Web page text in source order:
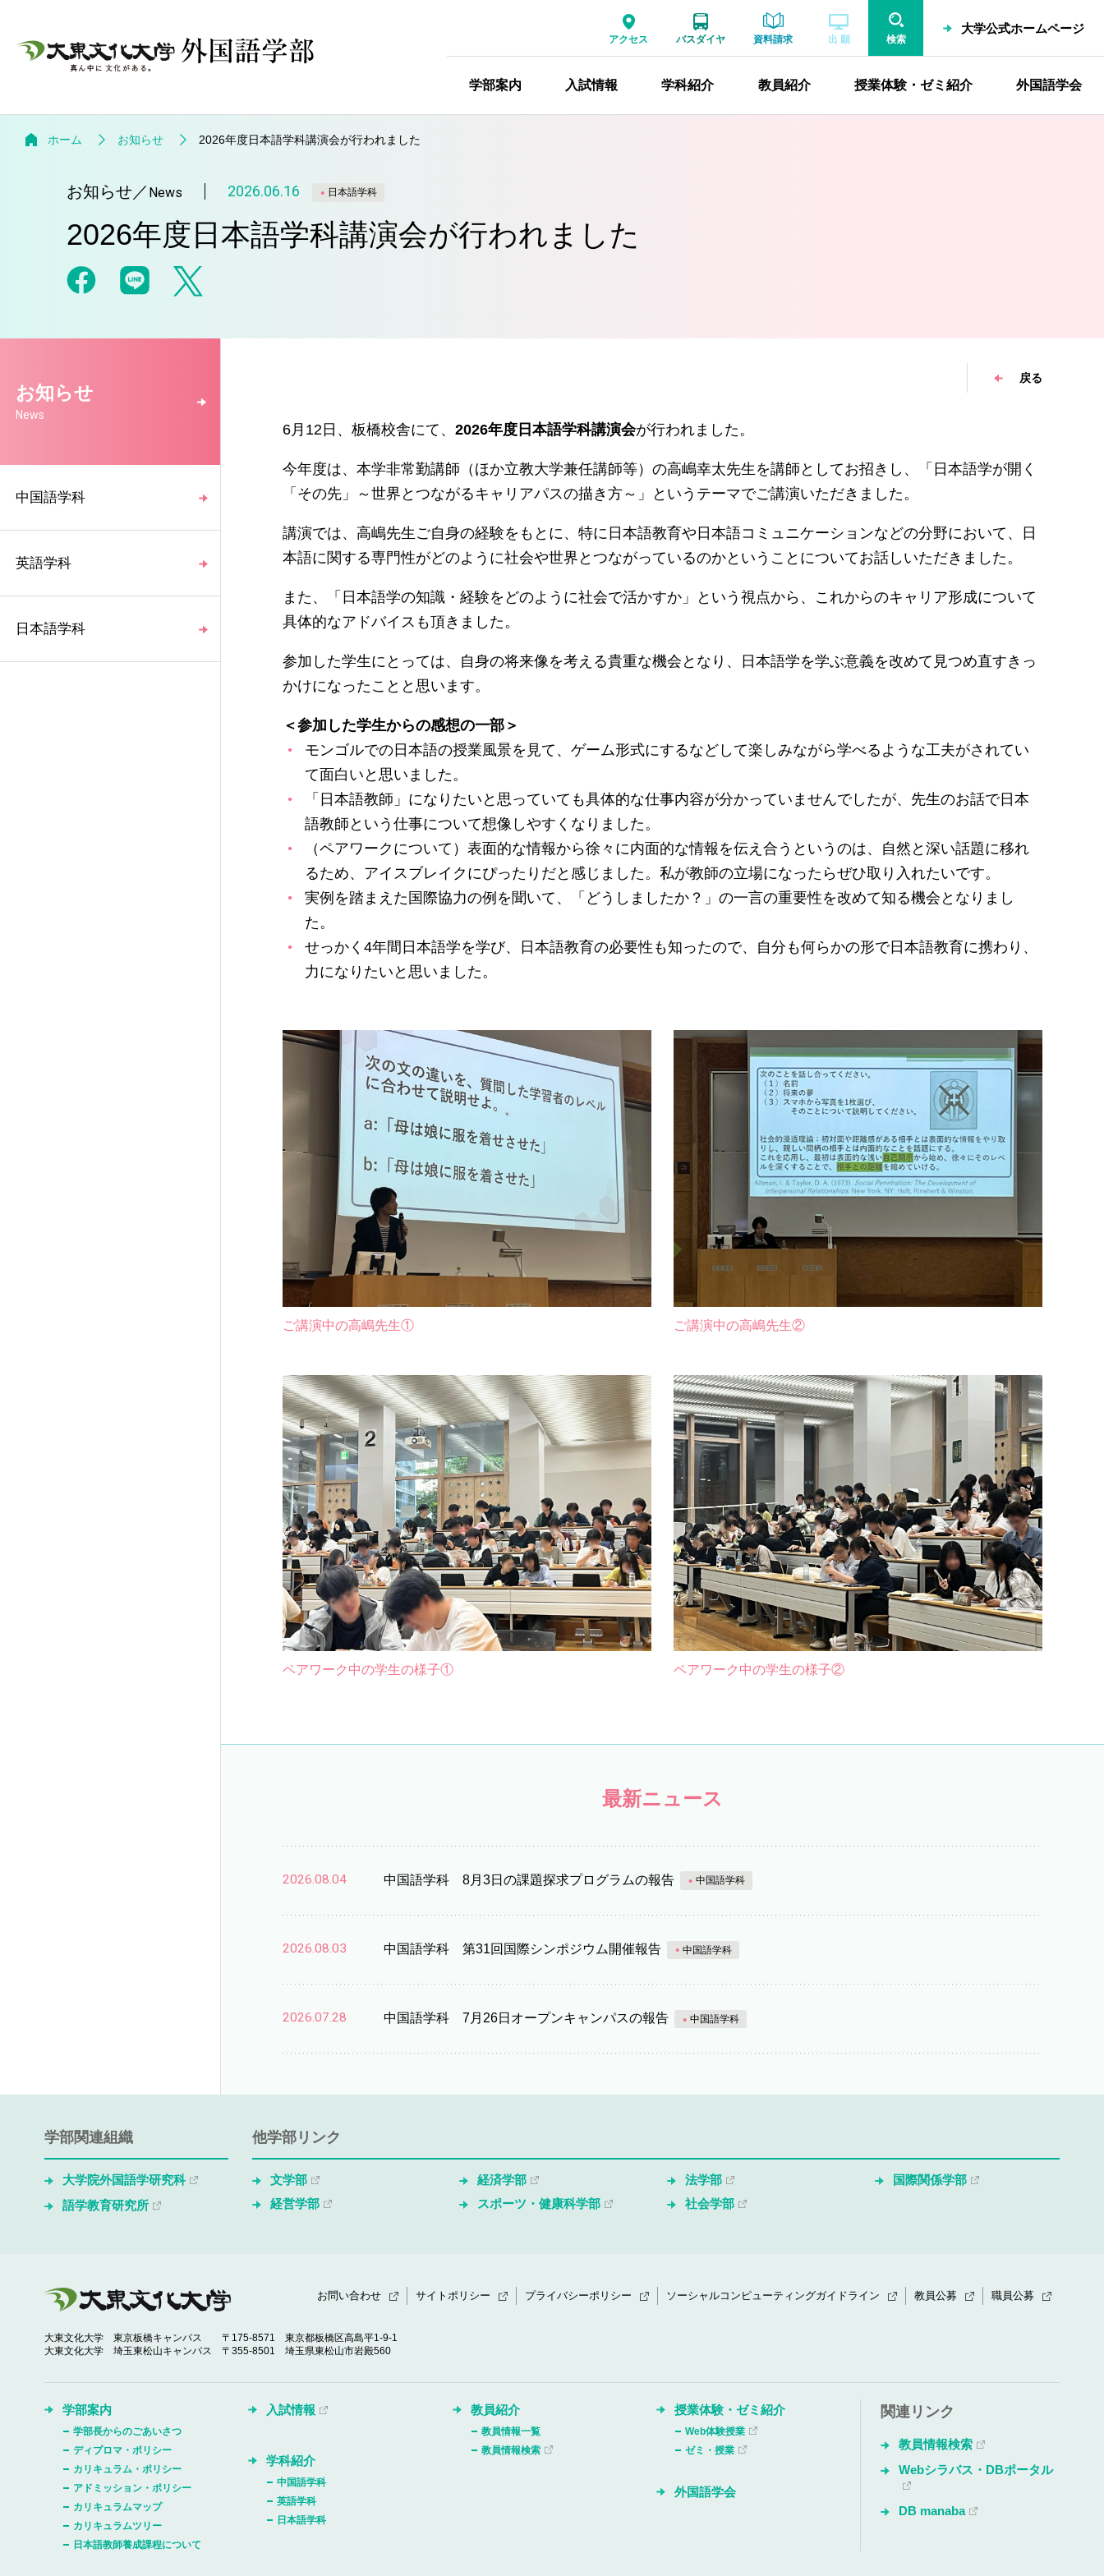
アクセス バスダイヤ 資料請求 出 願 検索
大学公式ホームページ
学部案内 入試情報 学科紹介 教員紹介 授業体験・ゼミ紹介 外国語学会
ホーム お知らせ 2026年度日本語学科講演会が行われました
お知らせ ／ News 2026.06.16 日本語学科
2026年度日本語学科講演会が行われました
お知らせ
News
中国語学科
英語学科
日本語学科
戻る
6月12日、板橋校舎にて、 2026年度日本語学科講演会が行われました。
今年度は、本学非常勤講師（ほか立教大学兼任講師等）の高嶋幸太先生を講師としてお招きし、「日本語学が開く
「その先」～世界とつながるキャリアパスの描き方～」というテーマでご講演いただきました。
講演では、高嶋先生ご自身の経験をもとに、特に日本語教育や日本語コミュニケーションなどの分野において、日
本語に関する専門性がどのように社会や世界とつながっているのかということについてお話しいただきました。
また、「日本語学の知識・経験をどのように社会で活かすか」という視点から、これからのキャリア形成について
具体的なアドバイスも頂きました。
参加した学生にとっては、自身の将来像を考える貴重な機会となり、日本語学を学ぶ意義を改めて見つめ直すきっ
かけになったことと思います。
＜参加した学生からの感想の一部＞
モンゴルでの日本語の授業風景を見て、ゲーム形式にするなどして楽しみながら学べるような工夫がされてい
て面白いと思いました。
「日本語教師」になりたいと思っていても具体的な仕事内容が分かっていませんでしたが、先生のお話で日本
語教師という仕事について想像しやすくなりました。
（ペアワークについて）表面的な情報から徐々に内面的な情報を伝え合うというのは、自然と深い話題に移れ
るため、アイスブレイクにぴったりだと感じました。私が教師の立場になったらぜひ取り入れたいです。
実例を踏まえた国際協力の例を聞いて、「どうしましたか？」の一言の重要性を改めて知る機会となりまし
た。
せっかく4年間日本語学を学び、日本語教育の必要性も知ったので、自分も何らかの形で日本語教育に携わり、
力になりたいと思いました。
ご講演中の高嶋先生① ご講演中の高嶋先生②
ペアワーク中の学生の様子① ペアワーク中の学生の様子②
最新ニュース
2026.08.04 中国語学科 8月3日の課題探求プログラムの報告 中国語学科
2026.08.03 中国語学科 第31回国際シンポジウム開催報告 中国語学科
2026.07.28 中国語学科 7月26日オープンキャンパスの報告 中国語学科
学部関連組織
大学院外国語学研究科
語学教育研究所
他学部リンク
文学部 経済学部 法学部
国際関係学部
経営学部
スポーツ・健康科学部 社会学部
大東文化大学 東京板橋キャンパス
〒175-8571 東京都板橋区高島平1-9-1
大東文化大学 埼玉東松山キャンパス
〒355-8501 埼玉県東松山市岩殿560
お問い合わせ サイトポリシー プライバシーポリシー ソーシャルコンピューティングガイドライン 教員公募 職員公募
学部案内
学部長からのごあいさつ
ディプロマ・ポリシー
カリキュラム・ポリシー
アドミッション・ポリシー
カリキュラムマップ
カリキュラムツリー
日本語教師養成課程について
入試情報
学科紹介
中国語学科
英語学科
日本語学科
教員紹介
教員情報一覧
教員情報検索
授業体験・ゼミ紹介
Web体験授業
ゼミ・授業
外国語学会
関連リンク
教員情報検索
Webシラバス・DBポータル
DB manaba